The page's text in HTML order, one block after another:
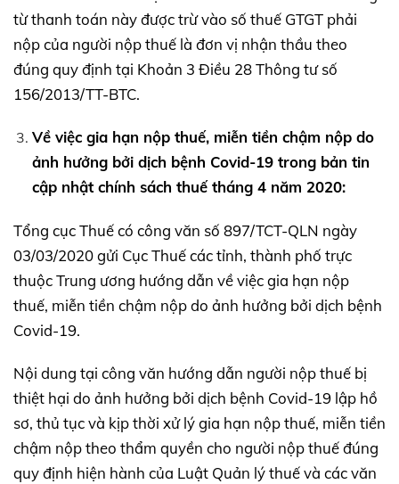
từ thanh toán này được trừ vào số thuế GTGT phải
nộp của người nộp thuế là đơn vị nhận thầu theo
đúng quy định tại Khoản 3 Điều 28 Thông tư số
156/2013/TT-BTC.
Về việc gia hạn nộp thuế, miễn tiền chậm nộp do
ảnh hưởng bởi dịch bệnh Covid-19 trong bản tin
cập nhật chính sách thuế tháng 4 năm 2020:
Tổng cục Thuế có công văn số 897/TCT-QLN ngày
03/03/2020 gửi Cục Thuế các tỉnh, thành phố trực
thuộc Trung ương hướng dẫn về việc gia hạn nộp
thuế, miễn tiền chậm nộp do ảnh hưởng bởi dịch bệnh
Covid-19.
Nội dung tại công văn hướng dẫn người nộp thuế bị
thiệt hại do ảnh hưởng bởi dịch bệnh Covid-19 lập hồ
sơ, thủ tục và kịp thời xử lý gia hạn nộp thuế, miễn tiền
chậm nộp theo thẩm quyền cho người nộp thuế đúng
quy định hiện hành của Luật Quản lý thuế và các văn